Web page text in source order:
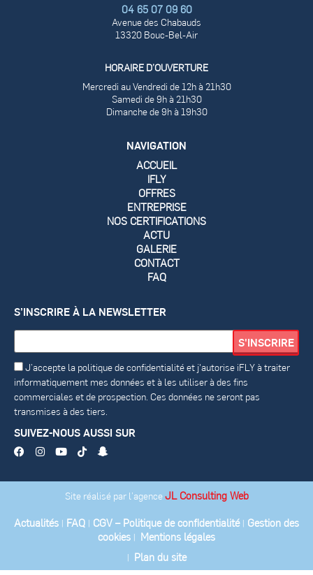
04 65 07 09 60
Avenue des Chabauds
13320 Bouc-Bel-Air
HORAIRE D’OUVERTURE
Mercredi au Vendredi de 12h à 21h30
Samedi de 9h à 21h30
Dimanche de 9h à 19h30
NAVIGATION
ACCUEIL
IFLY
OFFRES
ENTREPRISE
NOS CERTIFICATIONS
ACTU
GALERIE
CONTACT
FAQ
S’INSCRIRE À LA NEWSLETTER
J’accepte la politique de confidentialité et j'autorise iFLY à traiter
informatiquement mes données et à les utiliser à des fins
commerciales et de prospection. Ces données ne seront pas
transmises à des tiers.
SUIVEZ-NOUS AUSSI SUR
Site réalisé par l’agenceJL Consulting Web
Actualités | FAQ | CGV – Politique de confidentialité| Gestion des
cookies | Mentions légales
| Plan du site